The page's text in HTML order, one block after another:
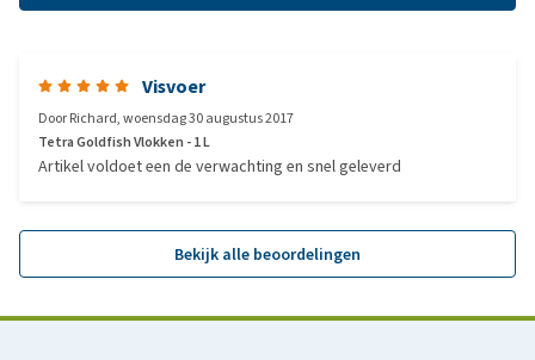
Visvoer
DoorRichard,woensdag 30 augustus 2017
Tetra Goldfish Vlokken - 1 L
Artikel voldoet een de verwachting en snel geleverd
Bekijk alle beoordelingen